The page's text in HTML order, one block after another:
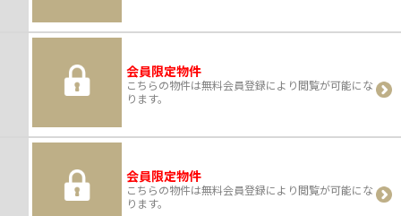
会員限定物件
こちらの物件は無料会員登録により閲覧が可能にな
ります。
会員限定物件
こちらの物件は無料会員登録により閲覧が可能にな
ります。